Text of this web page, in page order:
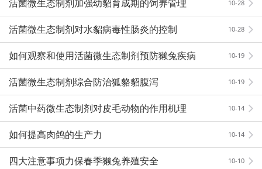
10-28
活菌微生态制剂加强幼貂育成期的饲养管理
10-28
活菌微生态制剂对水貂病毒性肠炎的控制
10-19
如何观察和使用活菌微生态制剂预防獭兔疾病
10-19
活菌微生态制剂综合防治狐貉貂腹泻
10-14
活菌中药微生态制剂对皮毛动物的作用机理
10-14
如何提高肉鸽的生产力
10-10
四大注意事项力保春季獭兔养殖安全